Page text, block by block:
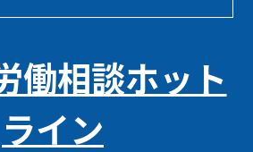
働相談ホット
ライン